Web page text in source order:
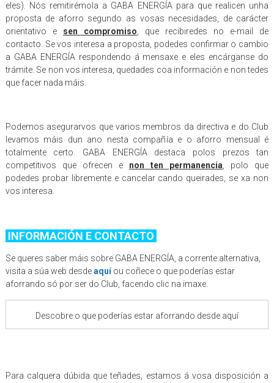
eles). Nós remitirémola a GABA ENERGÍA para que realicen unha
proposta de aforro segundo as vosas necesidades, de carácter
orientativo e sen compromiso , que recibiredes no e-mail de
contacto. Se vos interesa a proposta, podedes confirmar o cambio
a GABA ENERGÍA respondendo á mensaxe e eles encárganse do
trámite. Se non vos interesa, quedades coa información e non tedes
que facer nada máis.
Podemos asegurarvos que varios membros da directiva e do Club
levamos máis dun ano nesta compañía e o aforro mensual é
totalmente certo. GABA ENERGÍA destaca polos prezos tan
competitivos que ofrecen e non ten permanencia , polo que
podedes probar libremente e cancelar cando queirades, se xa non
vos interesa.
INFORMACIÓN E CONTACTO
Se queres saber máis sobre GABA ENERGÍA, a corrente alternativa,
visita a súa web desdeaquíou coñece o que poderías estar
aforrando só por ser do Club, facendo clic na imaxe.
Descobre o que poderías estar aforrando desde aquí
Para calquera dúbida que teñades, estamos á vosa disposición a